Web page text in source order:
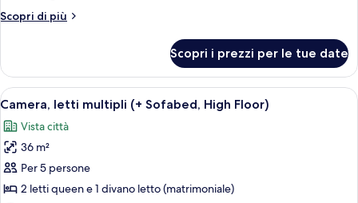
king
letto,
vista
montagna
Scopri di più
Altri
1
letto
king
divano
letto,
vista
montagna
Scopri i prezzi per le tue date
Apri
tutte
le
foto
per
Camera,
Una moderna camera d'albergo
8
Camera, letti multipli (+ Sofabed, High Floor)
Vista città
36 m²
Per 5 persone
2 letti queen e 1 divano letto (matrimoniale)